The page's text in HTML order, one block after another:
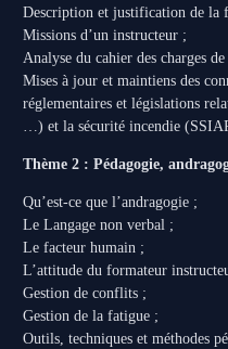
Description et justification de la
Missions d’un instructeur ;
Analyse du cahier des charges
Mises à jour et maintiens des
réglementaires et législations
…) et la sécurité incendie
Thème 2 : Pédagogie,
Qu’est-ce que l’andragogie ;
Le Langage non verbal ;
Le facteur humain ;
L’attitude du formateur
Gestion de conflits ;
Gestion de la fatigue ;
Outils, techniques et méthodes